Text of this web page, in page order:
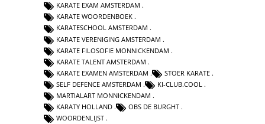
KARATE EXAM AMSTERDAM
KARATE WOORDENBOEK
KARATESCHOOL AMSTERDAM
KARATE VERENIGING AMSTERDAM
KARATE FILOSOFIE MONNICKENDAM
KARATE TALENT AMSTERDAM
KARATE EXAMEN AMSTERDAM
STOER KARATE
SELF DEFENCE AMSTERDAM
KI-CLUB.COOL
MARTIALART MONNICKENDAM
KARATY HOLLAND
OBS DE BURGHT
WOORDENLIJST